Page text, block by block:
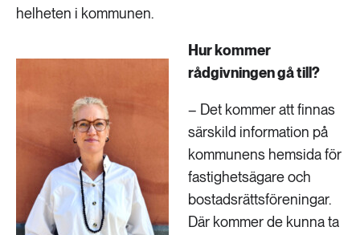
helheten i kommunen.
Hur kommer
rådgivningen gå till?
– Det kommer att finnas
särskild information på
kommunens hemsida för
fastighetsägare och
bostadsrättsföreningar.
Där kommer de kunna ta